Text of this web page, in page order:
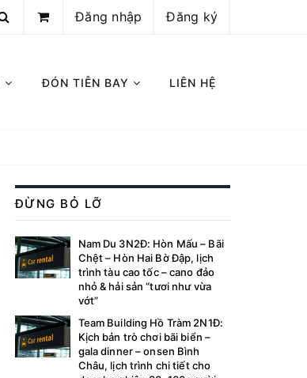
Đăng ký
Đăng nhập
ĐÓN TIỄN BAY LIÊN HỆ
ĐỪNG BỎ LỠ
Nam Du 3N2Đ: Hòn Mấu – Bãi
Chệt – Hòn Hai Bờ Đập, lịch
trình tàu cao tốc – cano đảo
nhỏ & hải sản “tươi như vừa
vớt”
Team Building Hồ Tràm 2N1Đ:
Kịch bản trò chơi bãi biển –
gala dinner – onsen Bình
Châu, lịch trình chi tiết cho